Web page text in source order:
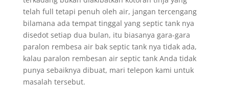
telah full tetapi penuh oleh air, jangan tercengang
bilamana ada tempat tinggal yang septic tank nya
disedot setiap dua bulan, itu biasanya gara-gara
paralon rembesa air bak septic tank nya tidak ada,
kalau paralon rembesan air septic tank Anda tidak
punya sebaiknya dibuat, mari telepon kami untuk
masalah tersebut.